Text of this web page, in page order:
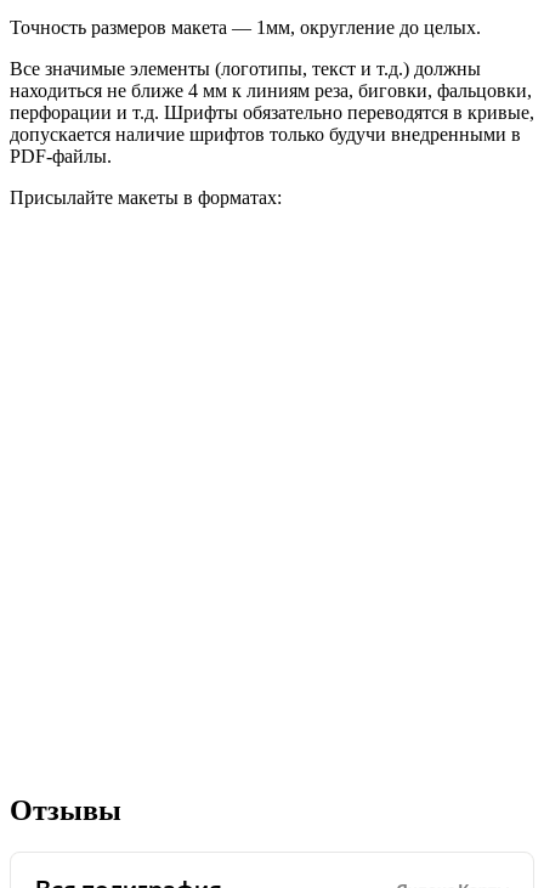
Точность размеров макета — 1мм, округление до целых.
Все значимые элементы (логотипы, текст и т.д.) должны
находиться не ближе 4 мм к линиям реза, биговки, фальцовки,
перфорации и т.д. Шрифты обязательно переводятся в кривые,
допускается наличие шрифтов только будучи внедренными в
PDF-файлы.
Присылайте макеты в форматах:
Отзывы